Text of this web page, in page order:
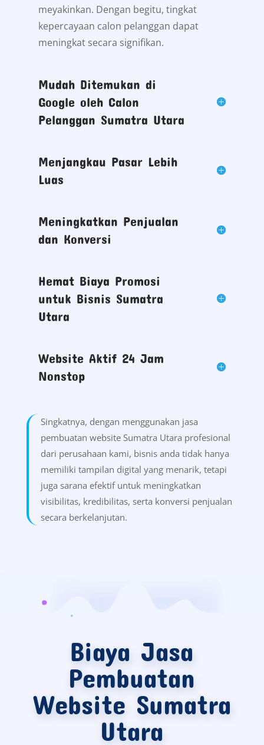
meyakinkan. Dengan begitu, tingkat
kepercayaan calon pelanggan dapat
meningkat secara signifikan.
Mudah Ditemukan di
Google oleh Calon
Pelanggan Sumatra Utara
Menjangkau Pasar Lebih
Luas
Meningkatkan Penjualan
dan Konversi
Hemat Biaya Promosi
untuk Bisnis Sumatra
Utara
Website Aktif 24 Jam
Nonstop
Singkatnya, dengan menggunakan jasa
pembuatan website Sumatra Utara profesional
dari perusahaan kami, bisnis anda tidak hanya
memiliki tampilan digital yang menarik, tetapi
juga sarana efektif untuk meningkatkan
visibilitas, kredibilitas, serta konversi penjualan
secara berkelanjutan.
Biaya Jasa
Pembuatan
Website Sumatra
Utara